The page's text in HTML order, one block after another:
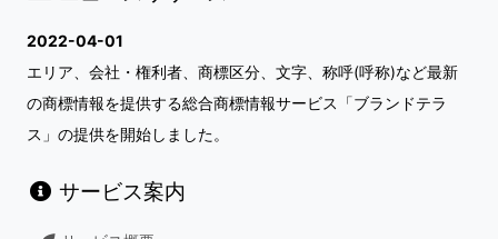
2022-04-01
エリア、会社・権利者、商標区分、文字、称呼(呼称)など最新
の商標情報を提供する総合商標情報サービス「ブランドテラ
ス」の提供を開始しました。
サービス案内